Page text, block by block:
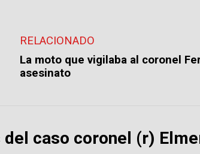
RELACIONADO
La moto que vigilaba al coronel
asesinato
caso coronel (r)